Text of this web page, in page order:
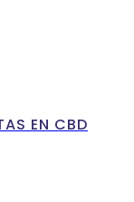
EN CBD